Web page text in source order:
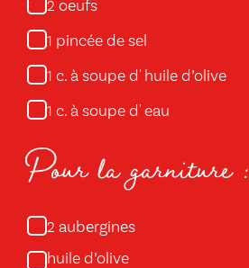
2 oeufs
1 pincée de sel
1 c. à soupe d' huile d’olive
1 c. à soupe d' eau
Pour la garniture :
2 aubergines
huile d’olive